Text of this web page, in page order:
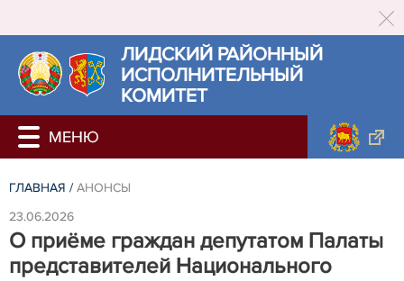
ЛИДСКИЙ РАЙОННЫЙ
ИСПОЛНИТЕЛЬНЫЙ
КОМИТЕТ
ГЛАВНАЯ / АНОНСЫ
23.06.2026
О приёме граждан депутатом Палаты
представителей Национального